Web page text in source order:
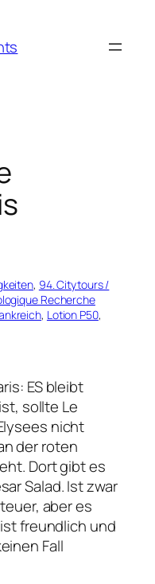
, 94. Citytours /
Recherche
, Lotion P50
ES bleibt
sollte Le
nicht
der roten
Dort gibt es
Salad. Ist zwar
aber es
freundlich und
Fall